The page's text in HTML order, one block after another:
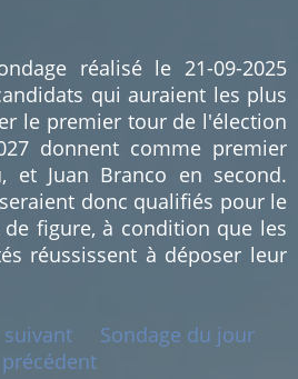
réalisé le 21-09-2025
qui auraient les plus
le premier tour de l'élection
donnent comme premier
et Juan Branco en second.
donc qualifiés pour le
de figure, à condition que les
réussissent à déposer leur
Sondage du jour
précédent